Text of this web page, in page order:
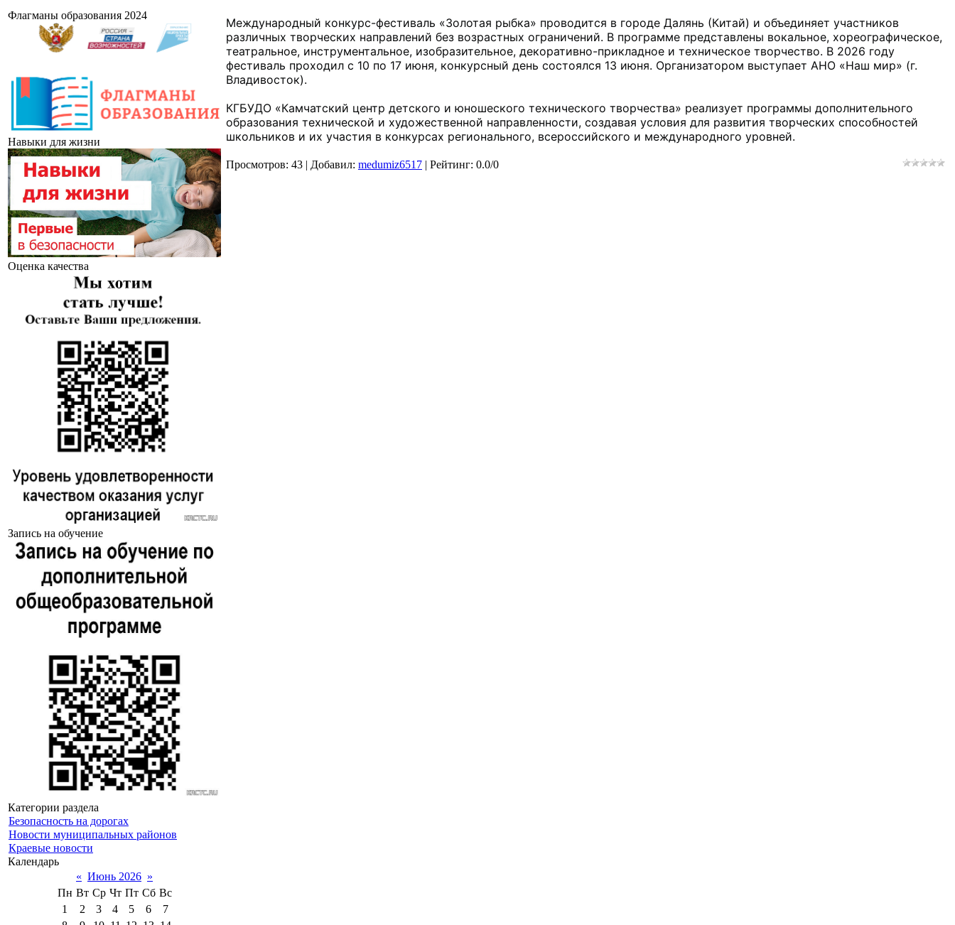
Флагманы образования 2024
Навыки для жизни
Оценка качества
Запись на обучение
Категории раздела
Безопасность на дорогах
Новости муниципальных районов
Краевые новости
Календарь
« Июнь 2026 »
Пн Вт Ср Чт Пт Сб Вс
1
2 3 4 5 6
7
Международный конкурс-фестиваль «Золотая рыбка» проводится в городе Далянь (Китай) и объединяет участников
различных творческих направлений без возрастных ограничений. В программе представлены вокальное, хореографическое,
театральное, инструментальное, изобразительное, декоративно-прикладное и техническое творчество. В 2026 году
фестиваль проходил с 10 по 17 июня, конкурсный день состоялся 13 июня. Организатором выступает АНО «Наш мир» (г.
Владивосток).
КГБУДО «Камчатский центр детского и юношеского технического творчества» реализует программы дополнительного
образования технической и художественной направленности, создавая условия для развития творческих способностей
школьников и их участия в конкурсах регионального, всероссийского и международного уровней.
Просмотров: 43 | Добавил: medumiz6517 | Рейтинг: 0.0/0